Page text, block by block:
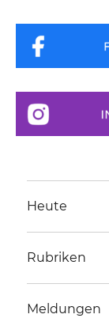
Heute
Rubriken
Meldungen